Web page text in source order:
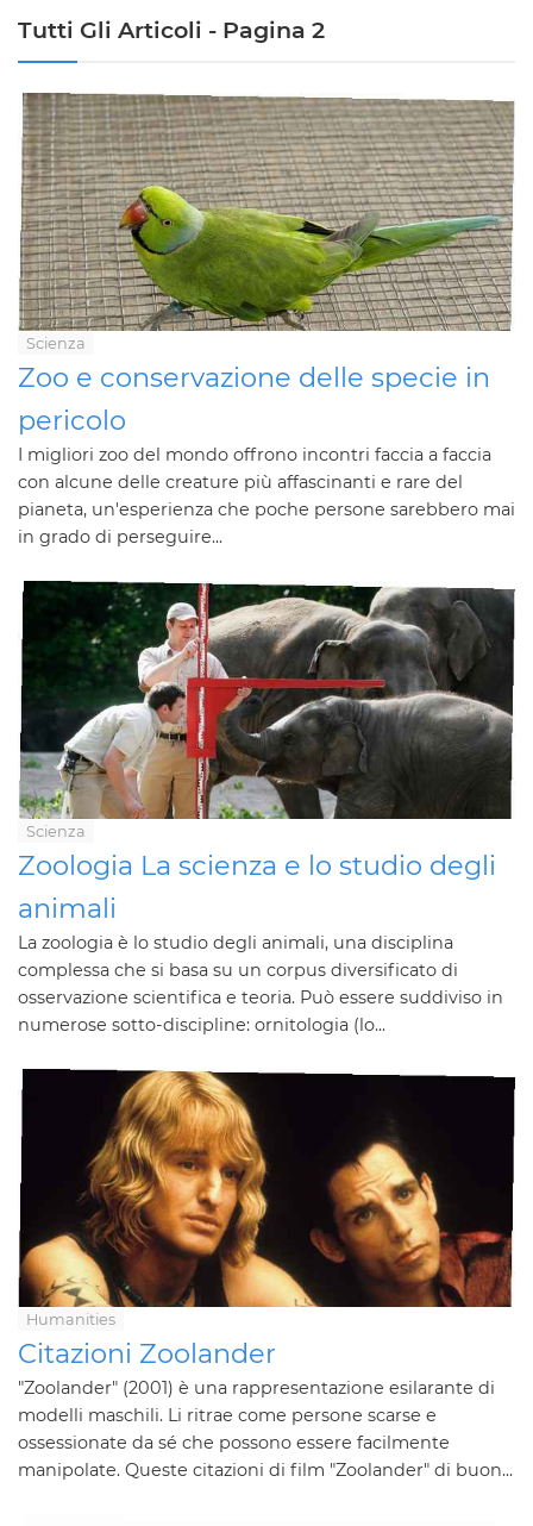
Tutti Gli Articoli - Pagina 2
Scienza
Zoo e conservazione delle specie in
pericolo
I migliori zoo del mondo offrono incontri faccia a faccia
con alcune delle creature più affascinanti e rare del
pianeta, un'esperienza che poche persone sarebbero mai
in grado di perseguire...
Scienza
Zoologia La scienza e lo studio degli
animali
La zoologia è lo studio degli animali, una disciplina
complessa che si basa su un corpus diversificato di
osservazione scientifica e teoria. Può essere suddiviso in
numerose sotto-discipline: ornitologia (lo...
Humanities
Citazioni Zoolander
"Zoolander" (2001) è una rappresentazione esilarante di
modelli maschili. Li ritrae come persone scarse e
ossessionate da sé che possono essere facilmente
manipolate. Queste citazioni di film "Zoolander" di buon...